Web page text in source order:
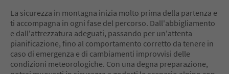
La sicurezza in montagna inizia molto prima della partenza e
ti accompagna in ogni fase del percorso. Dall'abbigliamento
e dall'attrezzatura adeguati, passando per un'attenta
pianificazione, fino al comportamento corretto da tenere in
caso di emergenza e di cambiamenti improvvisi delle
condizioni meteorologiche. Con una degna preparazione,